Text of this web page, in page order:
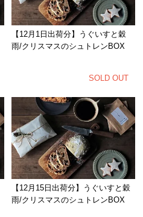
【12月1日出荷分】うぐいすと穀
雨/クリスマスのシュトレンBOX
SOLD OUT
【12月15日出荷分】うぐいすと穀
雨/クリスマスのシュトレンBOX